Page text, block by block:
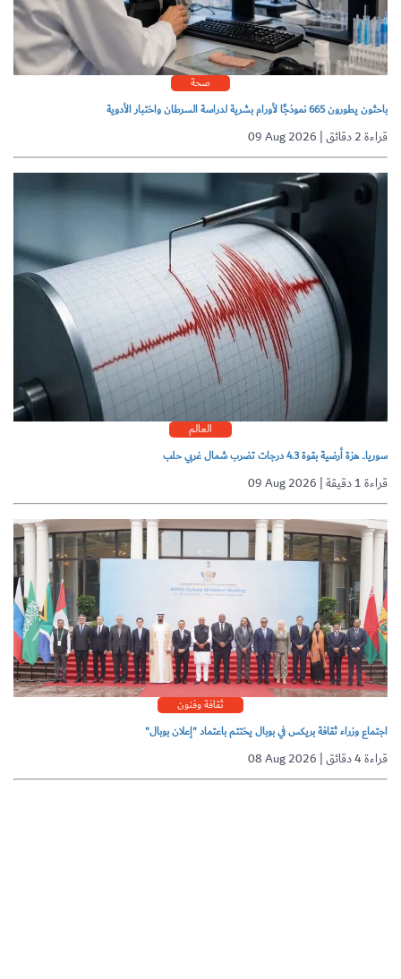
صحة
باحثون يطورون 665 نموذجًا لأورام بشرية لدراسة السرطان واختبار الأدوية
09 Aug 2026 | قراءة 2 دقائق
العالم
سوريا.. هزة أرضية بقوة 4.3 درجات تضرب شمال غربي حلب
09 Aug 2026 | قراءة 1 دقيقة
ثقافة وفنون
اجتماع وزراء ثقافة بريكس في بوبال يختتم باعتماد "إعلان بوبال"
08 Aug 2026 | قراءة 4 دقائق